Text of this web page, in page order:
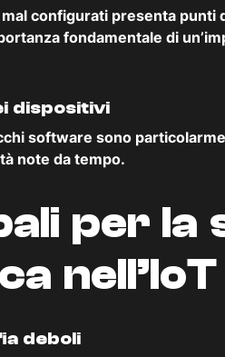
configurati presenta
fondamentale di
dispositivi
software sono
note da tempo.
per la
nell’IoT
deboli